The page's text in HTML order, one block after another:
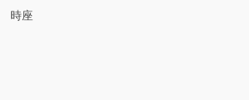
時座